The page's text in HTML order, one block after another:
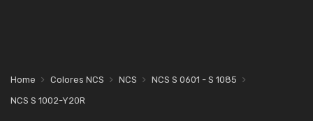
Home Colores NCS NCS
NCS S 0601 - S 1085
NCS S 1002-Y20R